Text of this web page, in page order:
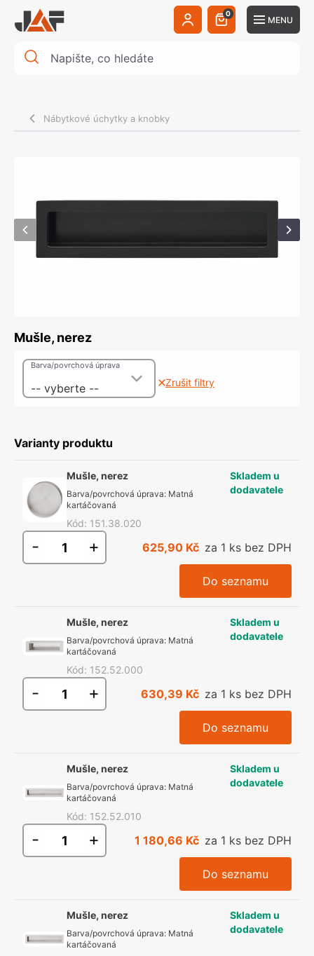
0
MENU
Nábytkové úchytky a knobky
Mušle, nerez
-- vyberte --
Barva/povrchová úprava
Zrušit filtry
Varianty produktu
Mušle, nerez
Barva/povrchová úprava: Matná
kartáčovaná
Kód: 151.38.020
Skladem u
dodavatele
- + 625,90 Kč za 1 ks bez DPH
Do seznamu
Mušle, nerez
Barva/povrchová úprava: Matná
kartáčovaná
Kód: 152.52.000
Skladem u
dodavatele
- + 630,39 Kč za 1 ks bez DPH
Do seznamu
Mušle, nerez
Barva/povrchová úprava: Matná
kartáčovaná
Kód: 152.52.010
Skladem u
dodavatele
- + 1 180,66 Kč za 1 ks bez DPH
Do seznamu
Mušle, nerez
Barva/povrchová úprava: Matná
kartáčovaná
Skladem u
dodavatele